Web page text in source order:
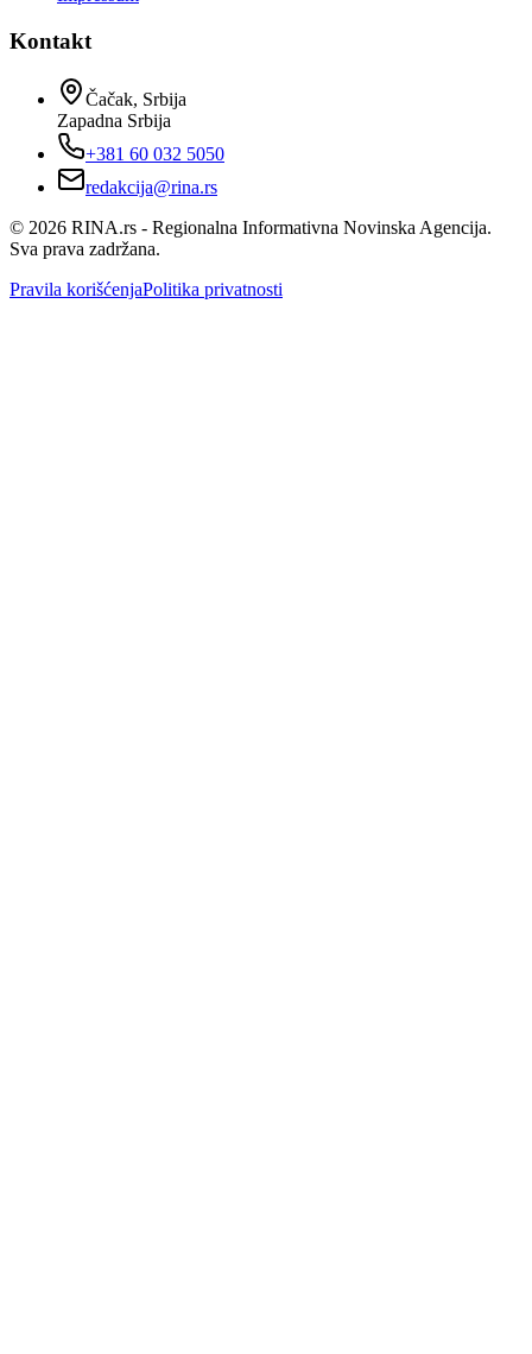
Kontakt
Čačak, Srbija
Zapadna Srbija
+381 60 032 5050
redakcija@rina.rs
© 2026 RINA.rs - Regionalna Informativna Novinska Agencija.
Sva prava zadržana.
Pravila korišćenjaPolitika privatnosti